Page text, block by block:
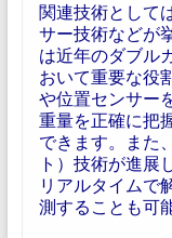
関連技術として
サー技術などが
は近年のダブル
おいて重要な役
や位置センサー
重量を正確に把
できます。また
ト）技術が進展
リアルタイムで
測することも可